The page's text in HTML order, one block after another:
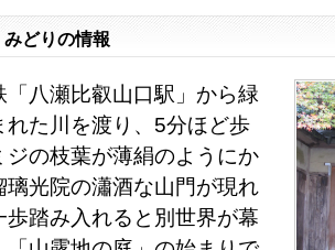
みどりの情報
「八瀬比叡山口駅」から緑
れた川を渡り、5分ほど歩
ジの枝葉が薄絹のようにか
璃光院の瀟酒な山門が現れ
歩踏み入れると別世界が幕